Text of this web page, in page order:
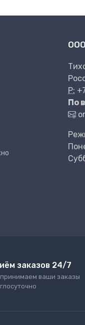
P:
По
заказов 24/7
ваши заказы